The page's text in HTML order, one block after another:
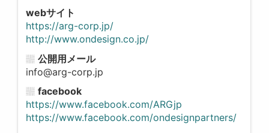
webサイト
https://arg-corp.jp/
http://www.ondesign.co.jp/
公開用メール
info@arg-corp.jp
facebook
https://www.facebook.com/ARGjp
https://www.facebook.com/ondesignpartners/